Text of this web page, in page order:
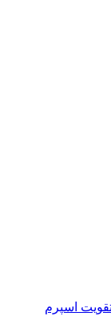
تقویت اسپرم